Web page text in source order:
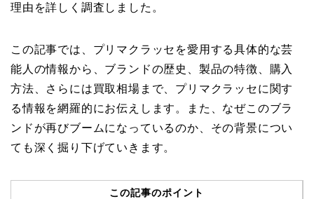
理由を詳しく調査しました。
この記事では、プリマクラッセを愛用する具体的な芸
能人の情報から、ブランドの歴史、製品の特徴、購入
方法、さらには買取相場まで、プリマクラッセに関す
る情報を網羅的にお伝えします。また、なぜこのブラ
ンドが再びブームになっているのか、その背景につい
ても深く掘り下げていきます。
この記事のポイント